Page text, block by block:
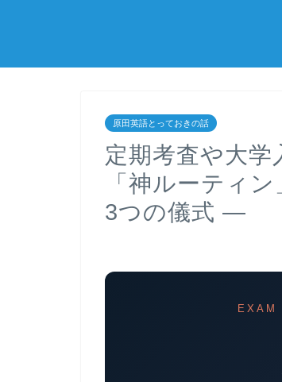
原田英語とっておきの話
定期考査や大学
「神ルーティ
3つの儀式 ―
EXAM